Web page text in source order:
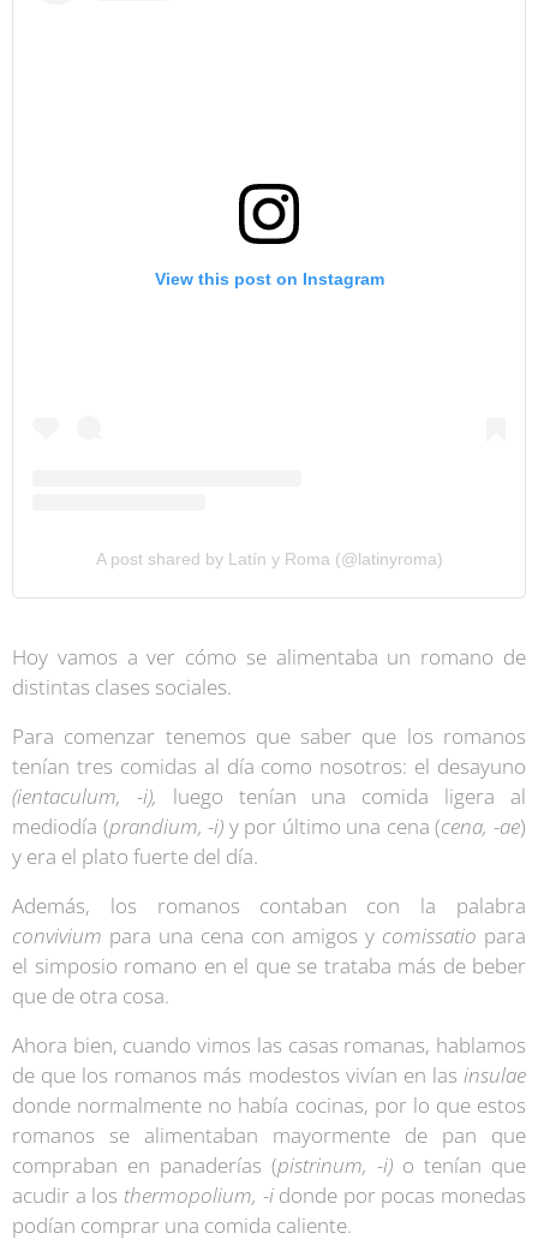
View this post on Instagram
A post shared by Latín y Roma (@latinyroma)
Hoy vamos a ver cómo se alimentaba un romano de
distintas clases sociales.
Para comenzar tenemos que saber que los romanos
tenían tres comidas al día como nosotros: el desayuno
(ientaculum, -i), luego tenían una comida ligera al
mediodía (prandium, -i) y por último una cena (cena, -ae)
y era el plato fuerte del día.
Además, los romanos contaban con la palabra
convivium para una cena con amigos y comissatio para
el simposio romano en el que se trataba más de beber
que de otra cosa.
Ahora bien, cuando vimos las casas romanas, hablamos
de que los romanos más modestos vivían en las insulae
donde normalmente no había cocinas, por lo que estos
romanos se alimentaban mayormente de pan que
compraban en panaderías (pistrinum, -i) o tenían que
acudir a los thermopolium, -idonde por pocas monedas
podían comprar una comida caliente.